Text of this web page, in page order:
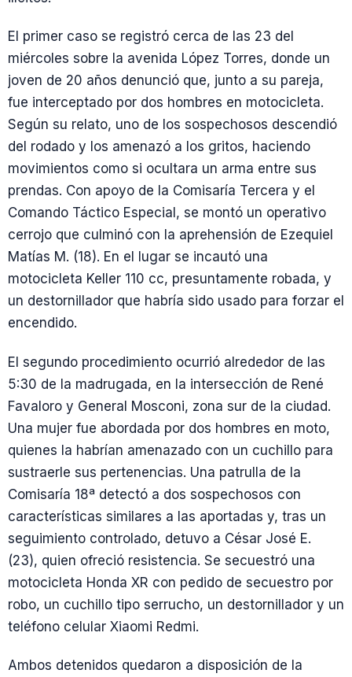
El primer caso se registró cerca de las 23 del
miércoles sobre la avenida López Torres, donde un
joven de 20 años denunció que, junto a su pareja,
fue interceptado por dos hombres en motocicleta.
Según su relato, uno de los sospechosos descendió
del rodado y los amenazó a los gritos, haciendo
movimientos como si ocultara un arma entre sus
prendas. Con apoyo de la Comisaría Tercera y el
Comando Táctico Especial, se montó un operativo
cerrojo que culminó con la aprehensión de Ezequiel
Matías M. (18). En el lugar se incautó una
motocicleta Keller 110 cc, presuntamente robada, y
un destornillador que habría sido usado para forzar el
encendido.
El segundo procedimiento ocurrió alrededor de las
5:30 de la madrugada, en la intersección de René
Favaloro y General Mosconi, zona sur de la ciudad.
Una mujer fue abordada por dos hombres en moto,
quienes la habrían amenazado con un cuchillo para
sustraerle sus pertenencias. Una patrulla de la
Comisaría 18ª detectó a dos sospechosos con
características similares a las aportadas y, tras un
seguimiento controlado, detuvo a César José E.
(23), quien ofreció resistencia. Se secuestró una
motocicleta Honda XR con pedido de secuestro por
robo, un cuchillo tipo serrucho, un destornillador y un
teléfono celular Xiaomi Redmi.
Ambos detenidos quedaron a disposición de la